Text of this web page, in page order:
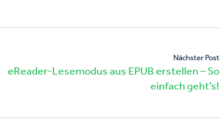
Nächster Post
eReader-Lesemodus aus EPUB erstellen – So
einfach geht’s!